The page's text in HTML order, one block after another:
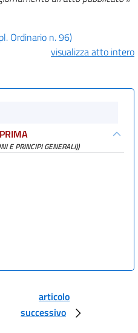
Ordinario n. 96)
visualizza atto intero
E PRINCIPI GENERALI))
articolo
successivo